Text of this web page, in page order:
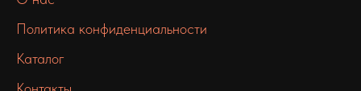
Политика конфиденциальности
Каталог